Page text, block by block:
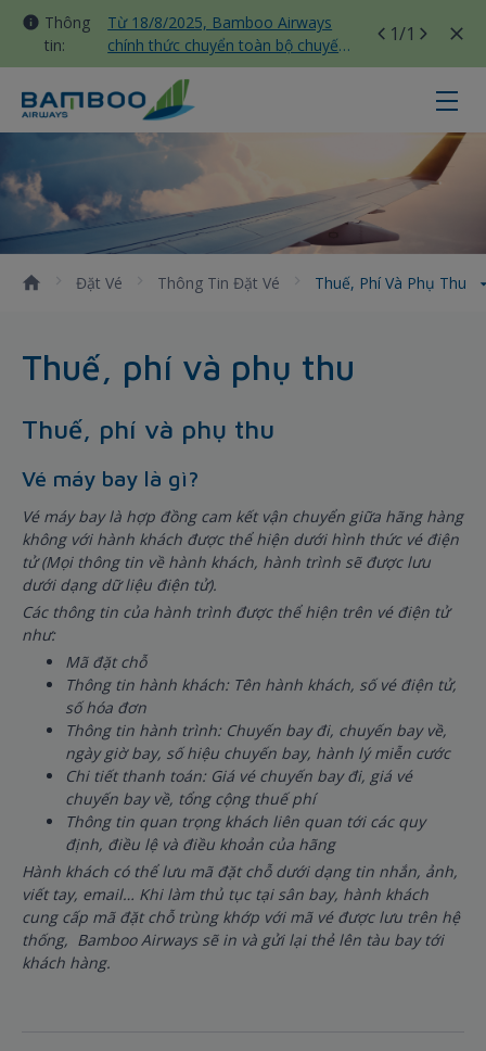
Thông
tin:
Từ 18/8/2025, Bamboo Airways
chính thức chuyển toàn bộ chuyến
bay nội địa sang nhà ga T3 Tân
Sơn Nhất
1/1
Thuế, phí và phụ thu - Bamboo
Đặt Vé Thông Tin Đặt Vé Thuế, Phí Và Phụ Thu
Thuế, phí và phụ thu
Thuế, phí và phụ thu
Vé máy bay là gì?
Vé máy bay là hợp đồng cam kết vận chuyển giữa hãng hàng
không với hành khách được thể hiện dưới hình thức vé điện
tử (Mọi thông tin về hành khách, hành trình sẽ được lưu
dưới dạng dữ liệu điện tử).
Các thông tin của hành trình được thể hiện trên vé điện tử
như:
Mã đặt chỗ
Thông tin hành khách: Tên hành khách, số vé điện tử,
số hóa đơn
Thông tin hành trình: Chuyến bay đi, chuyến bay về,
ngày giờ bay, số hiệu chuyến bay, hành lý miễn cước
Chi tiết thanh toán: Giá vé chuyến bay đi, giá vé
chuyến bay về, tổng cộng thuế phí
Thông tin quan trọng khách liên quan tới các quy
định, điều lệ và điều khoản của hãng
Hành khách có thể lưu mã đặt chỗ dưới dạng tin nhắn, ảnh,
viết tay, email… Khi làm thủ tục tại sân bay, hành khách
cung cấp mã đặt chỗ trùng khớp với mã vé được lưu trên hệ
thống, Bamboo Airways sẽ in và gửi lại thẻ lên tàu bay tới
khách hàng.